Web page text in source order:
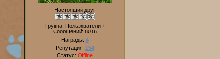
Настоящий друг
Группа: Пользователи +
Сообщений: 8016
Награды: 4
Репутация: 154
Статус: Offline